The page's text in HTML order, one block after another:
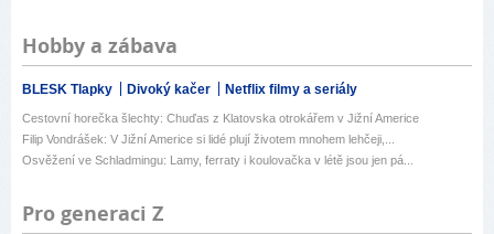
Hobby a zábava
BLESK Tlapky Divoký kačer Netflix filmy a seriály
Cestovní horečka šlechty: Chuďas z Klatovska otrokářem v Jižní Americe
Filip Vondrášek: V Jižní Americe si lidé plují životem mnohem lehčeji,...
Osvěžení ve Schladmingu: Lamy, ferraty i koulovačka v létě jsou jen pá...
Pro generaci Z